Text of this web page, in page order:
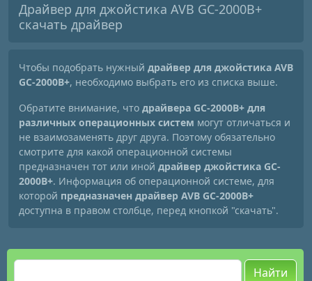
Драйвер для джойстика AVB GC-2000B+
скачать драйвер
Чтобы подобрать нужный драйвер для джойстика AVB
GC-2000B+, необходимо выбрать его из списка выше.
Обратите внимание, что драйвера GC-2000B+ для
различных операционных систем могут отличаться и
не взаимозаменять друг друга. Поэтому обязательно
смотрите для какой операционной системы
предназначен тот или иной драйвер джойстика GC-
2000B+. Информация об операционной системе, для
которой предназначен драйвер AVB GC-2000B+
доступна в правом столбце, перед кнопкой "скачать".
Найти